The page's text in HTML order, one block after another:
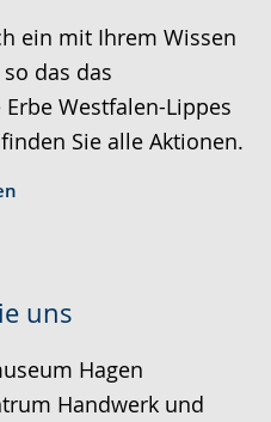
ein mit Ihrem Wissen
das das
Westfalen-Lippes
Sie alle Aktionen.
uns
Hagen
Handwerk und